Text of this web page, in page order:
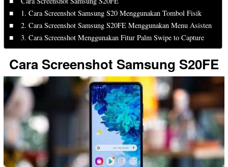
1. Cara Screenshot Samsung S20 Menggunakan Tombol Fisik
2. Cara Screenshot Samsung S20FE Menggunakan Menu Asisten
3. Cara Screenshot Menggunakan Fitur Palm Swipe to Capture
Cara Screenshot Samsung S20FE